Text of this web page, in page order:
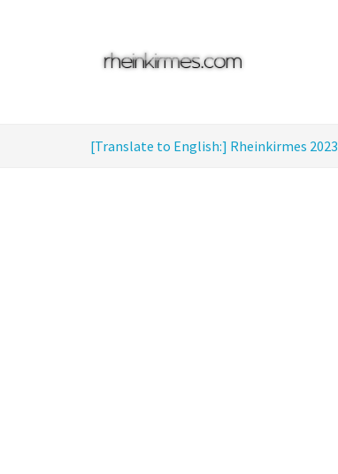
are
[Translate to English:] Rheinkirmes 2023